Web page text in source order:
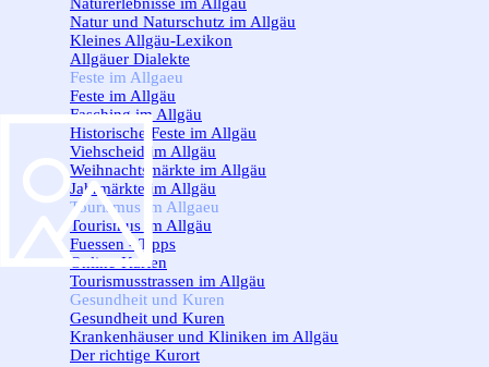
Natur und Naturschutz im Allgäu
Kleines Allgäu-Lexikon
Allgäuer Dialekte
Feste im Allgaeu
Feste im Allgäu
Fasching im Allgäu
Historische Feste im Allgäu
Viehscheid im Allgäu
Weihnachtsmärkte im Allgäu
Jahrmärkte im Allgäu
Tourismus im Allgaeu
Tourismus im Allgäu
Fuessen - Tipps
Online-Karten
Tourismusstrassen im Allgäu
Gesundheit und Kuren
Gesundheit und Kuren
Krankenhäuser und Kliniken im Allgäu
Der richtige Kurort